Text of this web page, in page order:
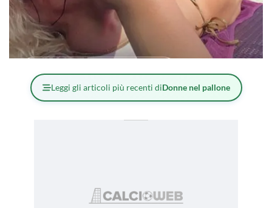
Leggi gli articoli più recenti diDonne nel pallone